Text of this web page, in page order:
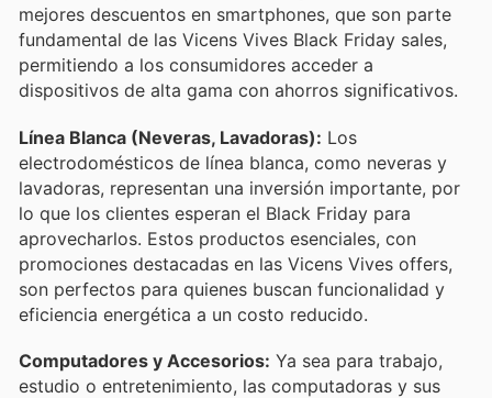
mejores descuentos en smartphones, que son parte
fundamental de las Vicens Vives Black Friday sales,
permitiendo a los consumidores acceder a
dispositivos de alta gama con ahorros significativos.
Línea Blanca (Neveras, Lavadoras): Los
electrodomésticos de línea blanca, como neveras y
lavadoras, representan una inversión importante, por
lo que los clientes esperan el Black Friday para
aprovecharlos. Estos productos esenciales, con
promociones destacadas en las Vicens Vives offers,
son perfectos para quienes buscan funcionalidad y
eficiencia energética a un costo reducido.
Computadores y Accesorios: Ya sea para trabajo,
estudio o entretenimiento, las computadoras y sus